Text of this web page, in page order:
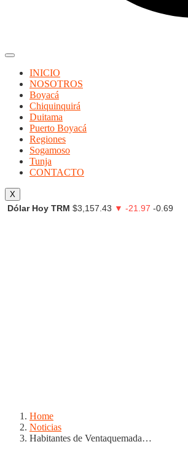
INICIO
NOSOTROS
Boyacá
Chiquinquirá
Duitama
Puerto Boyacá
Regiones
Sogamoso
Tunja
CONTACTO
X
Dólar Hoy TRM $3,157.43 ▼ -21.97 -0.69
Home
Noticias
Habitantes de Ventaquemada…